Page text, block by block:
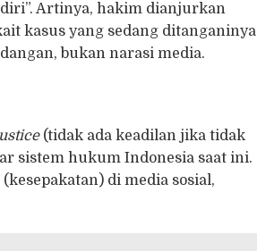
Artinya, hakim dianjurkan
kasus yang sedang ditanganinya
bukan narasi media.
(tidak ada keadilan jika tidak
sistem hukum Indonesia saat ini.
di media sosial,